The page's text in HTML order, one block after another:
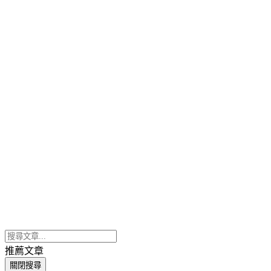
推薦文章
關閉搜尋